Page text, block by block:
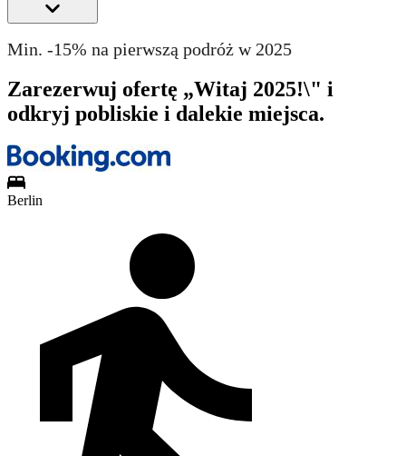
Min. -15% na pierwszą podróż w 2025
Zarezerwuj ofertę „Witaj 2025!\" i
odkryj pobliskie i dalekie miejsca.
Berlin